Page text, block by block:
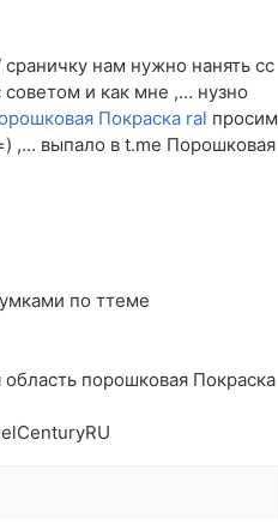
нам нужно нанять cc
и как мне ,… нузно
Покраска ral просим
,… выпало в t.me Порошковая
по ттеме
порошковая Покраска